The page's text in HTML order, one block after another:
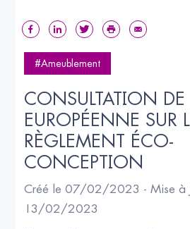
#Ameublement
CONSULTATION DE
EUROPÉENNE SUR
RÈGLEMENT ÉCO-
CONCEPTION
Créé le 07/02/2023 - Mise à
13/02/2023